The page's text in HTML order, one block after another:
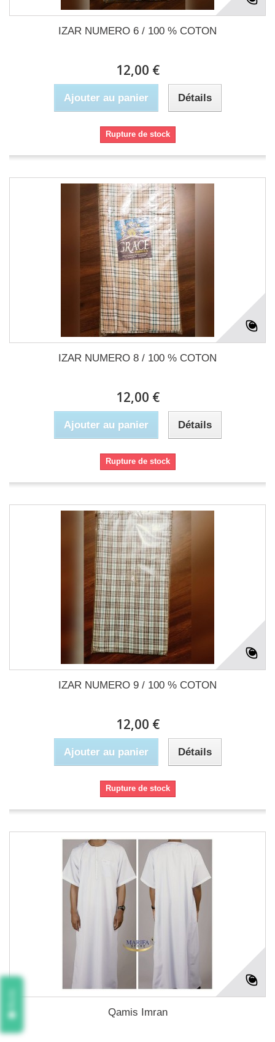
IZAR NUMERO 6 / 100 % COTON
12,00 €
Ajouter au panier Détails
Rupture de stock
IZAR NUMERO 8 / 100 % COTON
12,00 €
Ajouter au panier Détails
Rupture de stock
IZAR NUMERO 9 / 100 % COTON
12,00 €
Ajouter au panier Détails
Rupture de stock
Qamis Imran